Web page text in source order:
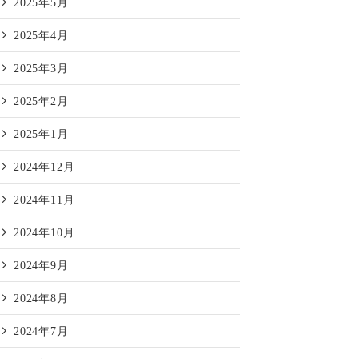
2025年5月
2025年4月
2025年3月
2025年2月
2025年1月
2024年12月
2024年11月
2024年10月
2024年9月
2024年8月
2024年7月